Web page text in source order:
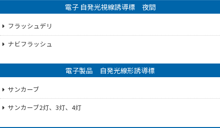
電子 自発光視線誘導標 夜間
フラッシュデリ
ナビフラッシュ
電子製品 自発光線形誘導標
サンカーブ
サンカーブ2灯、3灯、4灯